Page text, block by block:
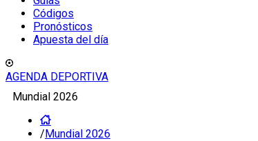
Códigos
Pronósticos
Apuesta del día
AGENDA DEPORTIVA
Mundial 2026
/Mundial 2026